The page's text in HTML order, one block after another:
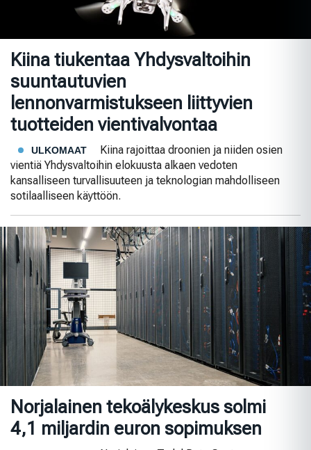
Kiina tiukentaa Yhdysvaltoihin
suuntautuvien
lennonvarmistukseen liittyvien
tuotteiden vientivalvontaa
ULKOMAAT
Kiina rajoittaa droonien ja niiden osien
vientiä Yhdysvaltoihin elokuusta alkaen vedoten
kansalliseen turvallisuuteen ja teknologian mahdolliseen
sotilaalliseen käyttöön.
Norjalainen tekoälykeskus solmi
4,1 miljardin euron sopimuksen